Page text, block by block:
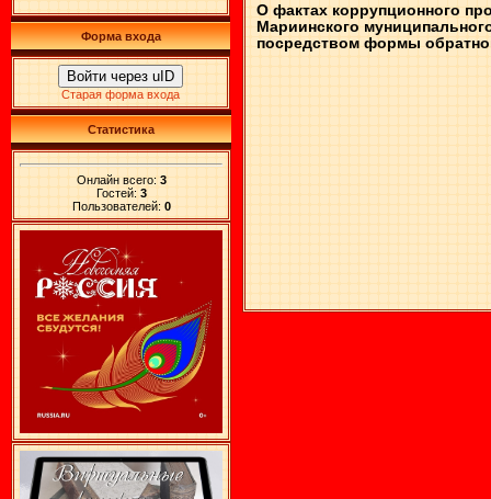
Форма входа
Войти через uID
Старая форма входа
Статистика
Онлайн всего: 3
Гостей: 3
Пользователей: 0
О фактах коррупционного
Мариинского
посредством формы